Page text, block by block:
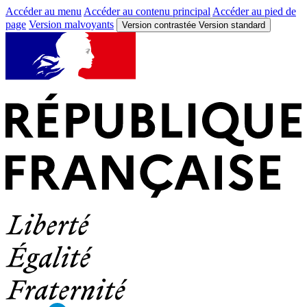
Accéder au menu Accéder au contenu principal Accéder au pied de
page Version malvoyants Version contrastée Version standard